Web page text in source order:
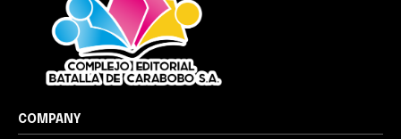
COMPANY